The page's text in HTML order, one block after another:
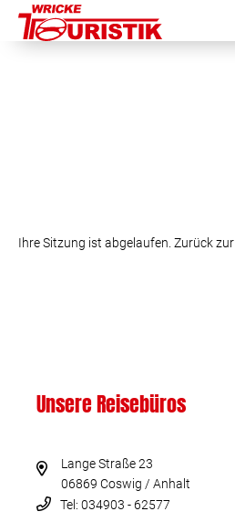
Ihre Sitzung ist abgelaufen. Zurück zur
Unsere Reisebüros
Lange Straße 23
06869 Coswig / Anhalt
Tel: 034903 - 62577